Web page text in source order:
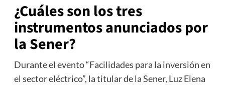
¿Cuáles son los tres
instrumentos anunciados por
la Sener?
Durante el evento “Facilidades para la inversión en
el sector eléctrico”, la titular de la Sener, Luz Elena